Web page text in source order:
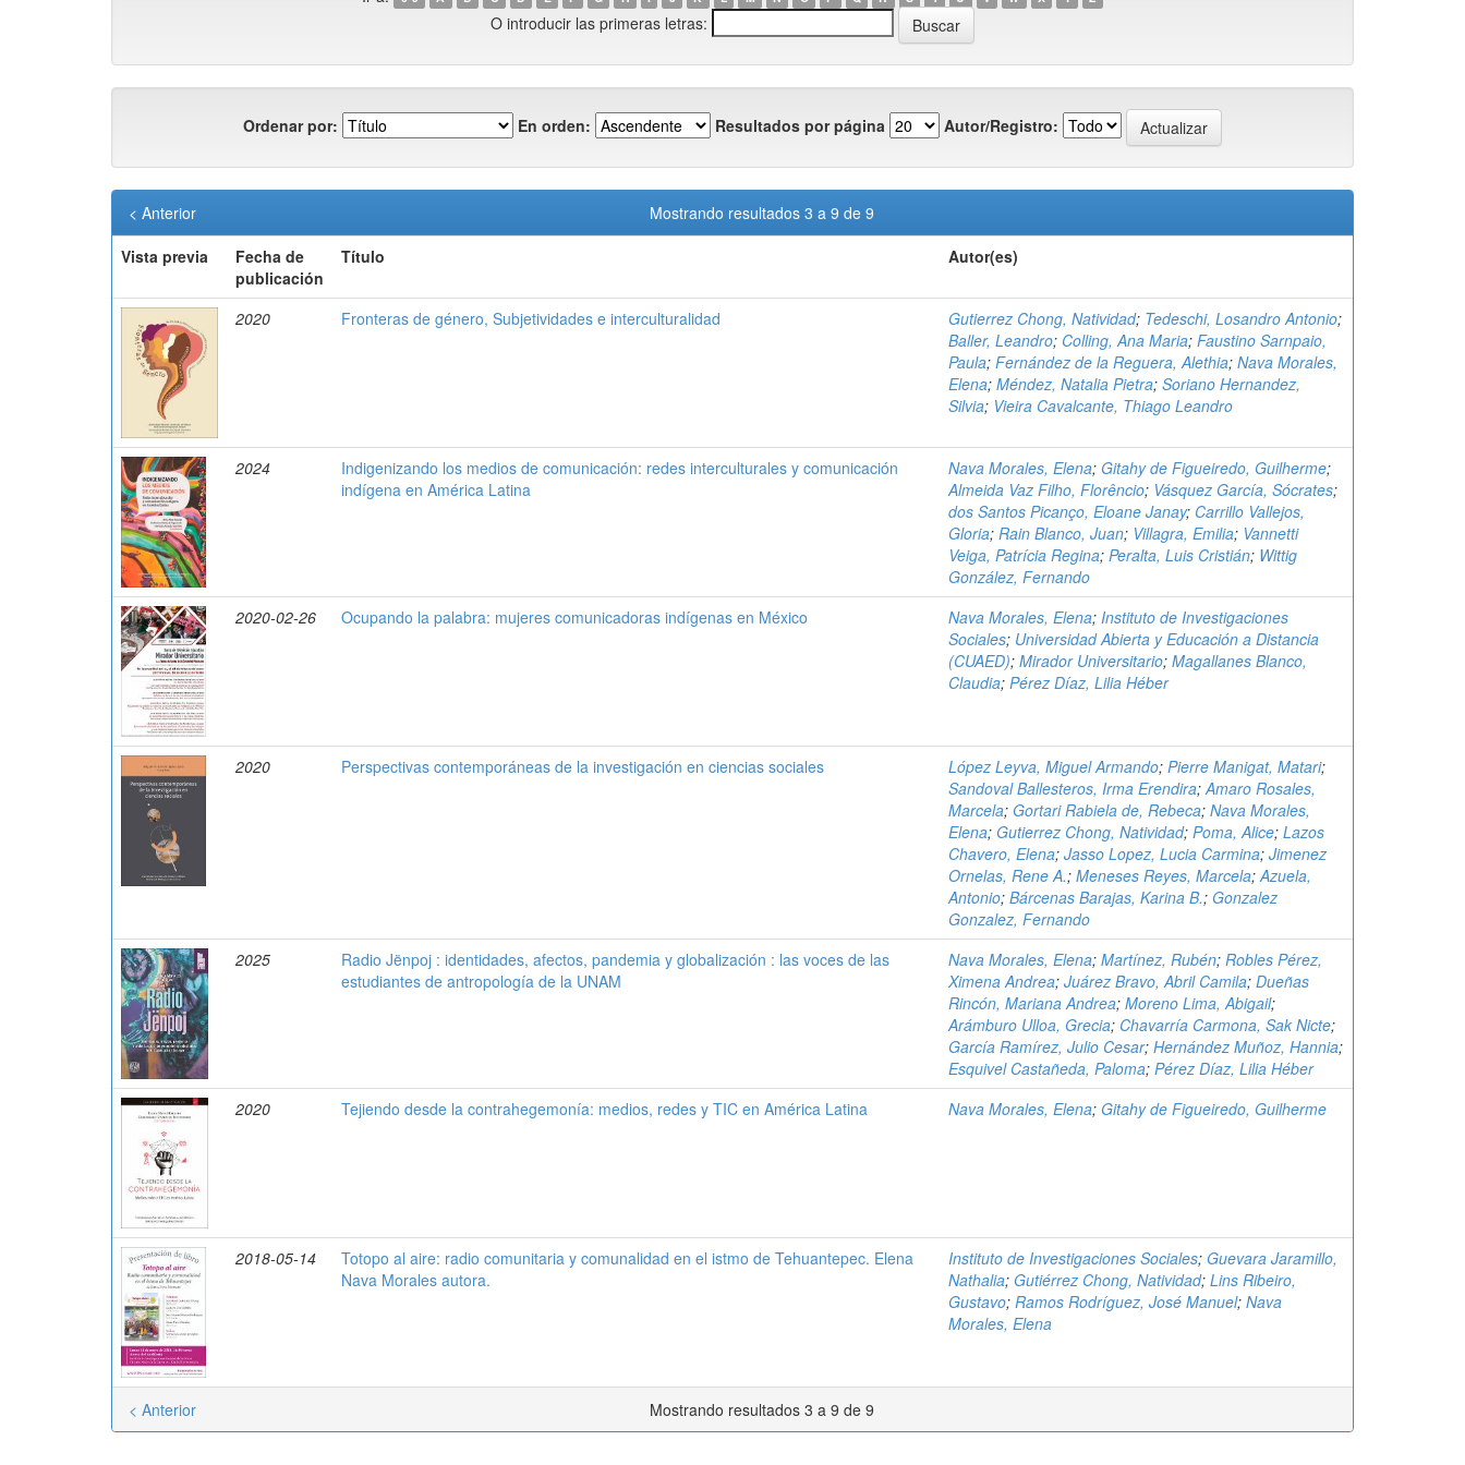
O introducir las primeras letras:
Ordenar por: En orden: Resultados por página Autor/Registro:
Mostrando resultados 3 a 9 de 9
< Anterior
Vista previa
Fecha de
publicación
Título Autor(es)
2020 Fronteras de género, Subjetividades e interculturalidad Gutierrez Chong, Natividad; Tedeschi, Losandro Antonio;
Baller, Leandro; Colling, Ana Maria; Faustino Sarnpaio,
Paula; Fernández de la Reguera, Alethia; Nava Morales,
Elena; Méndez, Natalia Pietra; Soriano Hernandez,
Silvia; Vieira Cavalcante, Thiago Leandro
2024
Indigenizando los medios de comunicación: redes interculturales y comunicación
indígena en América Latina
Nava Morales, Elena; Gitahy de Figueiredo, Guilherme;
Almeida Vaz Filho, Florêncio; Vásquez García, Sócrates;
dos Santos Picanço, Eloane Janay; Carrillo Vallejos,
Gloria; Rain Blanco, Juan; Villagra, Emilia; Vannetti
Veiga, Patrícia Regina; Peralta, Luis Cristián; Wittig
González, Fernando
2020-02-26
Ocupando la palabra: mujeres comunicadoras indígenas en México Nava Morales, Elena; Instituto de Investigaciones
Sociales; Universidad Abierta y Educación a Distancia
(CUAED); Mirador Universitario; Magallanes Blanco,
Claudia; Pérez Díaz, Lilia Héber
2020 Perspectivas contemporáneas de la investigación en ciencias sociales López Leyva, Miguel Armando; Pierre Manigat, Matari;
Sandoval Ballesteros, Irma Erendira;Amaro Rosales,
Marcela; Gortari Rabiela de, Rebeca; Nava Morales,
Elena; Gutierrez Chong, Natividad; Poma, Alice; Lazos
Chavero, Elena; Jasso Lopez, Lucia Carmina; Jimenez
Ornelas, Rene A.; Meneses Reyes, Marcela;Azuela,
Antonio; Bárcenas Barajas, Karina B.; Gonzalez
Gonzalez, Fernando
2025
Radio Jënpoj : identidades, afectos, pandemia y globalización : las voces de las
estudiantes de antropología de la UNAM
Nava Morales, Elena; Martínez, Rubén; Robles Pérez,
Ximena Andrea; Juárez Bravo, Abril Camila; Dueñas
Rincón, Mariana Andrea; Moreno Lima, Abigail;
Arámburo Ulloa, Grecia; Chavarría Carmona, Sak Nicte;
García Ramírez, Julio Cesar; Hernández Muñoz, Hannia;
Esquivel Castañeda, Paloma; Pérez Díaz, Lilia Héber
2020
Tejiendo desde la contrahegemonía: medios, redes y TIC en América Latina Nava Morales, Elena; Gitahy de Figueiredo, Guilherme
2018-05-14
Totopo al aire: radio comunitaria y comunalidad en el istmo de Tehuantepec. Elena
Nava Morales autora.
Instituto de Investigaciones Sociales; Guevara Jaramillo,
Nathalia; Gutiérrez Chong, Natividad; Lins Ribeiro,
Gustavo; Ramos Rodríguez, José Manuel; Nava
Morales, Elena
Mostrando resultados 3 a 9 de 9
< Anterior